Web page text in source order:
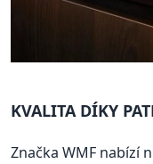
KVALITA DÍKY
Značka WMF nabízí